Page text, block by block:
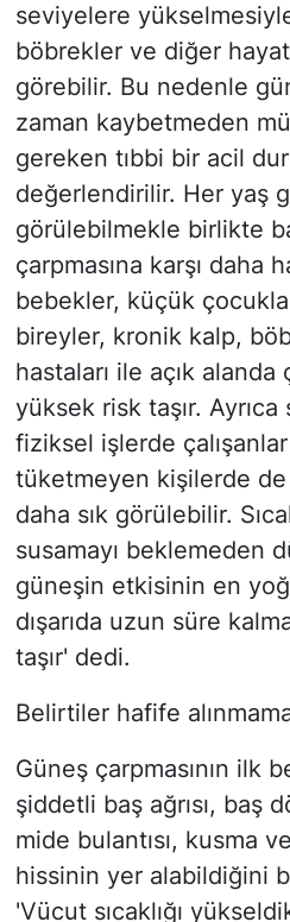
seviyelere
böbrekler ve diğer
görebilir. Bu nedenle
zaman kaybetmeden
gereken tıbbi bir acil
değerlendirilir. Her yaş
görülebilmekle birlikte
çarpmasına karşı daha
bebekler, küçük
bireyler, kronik kalp,
hastaları ile açık alanda
yüksek risk taşır. Ayrıca
fiziksel işlerde
tüketmeyen kişilerde de
daha sık görülebilir.
susamayı beklemeden
güneşin etkisinin en
dışarıda uzun süre
taşır' dedi.
Belirtiler hafife
Güneş çarpmasının ilk
şiddetli baş ağrısı, baş
mide bulantısı, kusma
hissinin yer alabildiğini
'Vücut sıcaklığı